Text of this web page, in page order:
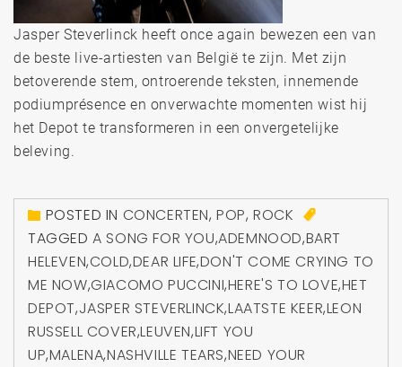
Jasper Steverlinck heeft once again bewezen een van
de beste live-artiesten van België te zijn. Met zijn
betoverende stem, ontroerende teksten, innemende
podiumprésence en onverwachte momenten wist hij
het Depot te transformeren in een onvergetelijke
beleving.
POSTED IN CONCERTEN,POP,ROCK
TAGGEDA SONG FOR YOU,ADEMNOOD,BART
HELEVEN,COLD,DEAR LIFE,DON'T COME CRYING TO
ME NOW,GIACOMO PUCCINI,HERE'S TO LOVE,HET
DEPOT,JASPER STEVERLINCK,LAATSTE KEER,LEON
RUSSELL COVER,LEUVEN,LIFT YOU
UP,MALENA,NASHVILLE TEARS,NEED YOUR